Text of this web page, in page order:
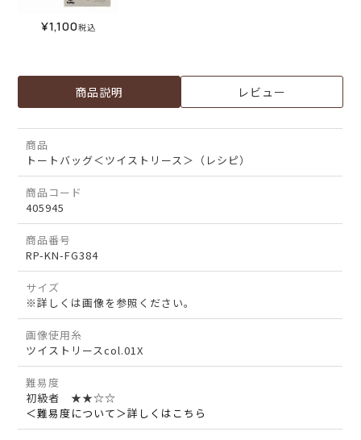
¥1,100税込
商品説明 レビュー
商品
トートバッグ＜ツイストリース＞（レシピ）
商品コード
405945
商品番号
RP-KN-FG384
サイズ
※詳しくは画像を参照ください。
画像使用糸
ツイストリースcol.01X
難易度
初級者 ★★☆☆
＜難易度について＞詳しくはこちら